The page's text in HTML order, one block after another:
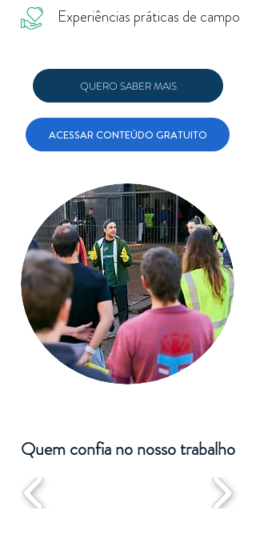
Experiências práticas de campo​
QUERO SABER MAIS
ACESSAR CONTEÚDO GRATUITO
Quem confia no nosso trabalho